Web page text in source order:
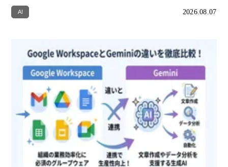
AI 2026.08.07